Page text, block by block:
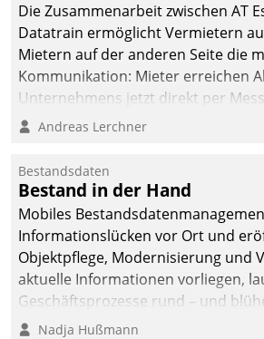
Die Zusammenarbeit zwischen AT
Datatrain ermöglicht Vermietern
Mietern auf der anderen Seite die
Kommunikation: Mieter erreichen
Unternehmens jetzt direkt per
Mitarbeiter oder Dienstleister
Andreas Lerchner
Bestandsdaten
Bestand in der Hand
Mobiles
Informationslücken vor Ort und
Objektpflege, Modernisierung und
aktuelle Informationen vorliegen,
Geschäftsprozesse rund – und
Nadja Hußmann